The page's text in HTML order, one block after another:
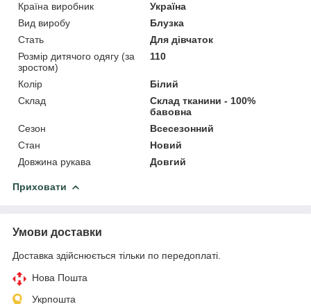
Країна виробник
Україна
Вид виробу
Блузка
Стать
Для дівчаток
Розмір дитячого одягу (за
зростом)
110
Колір
Білий
Склад
Склад тканини - 100%
бавовна
Сезон
Всесезонний
Стан
Новий
Довжина рукава
Довгий
Приховати
Умови доставки
Доставка здійснюється тільки по передоплаті.
Нова Пошта
Укрпошта